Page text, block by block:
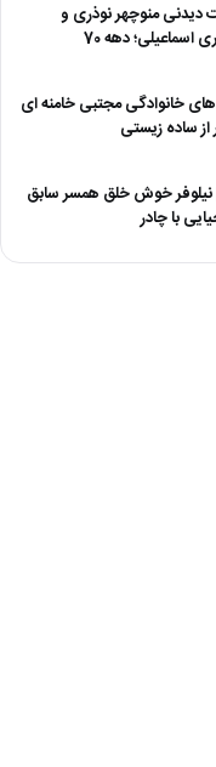
منوچهر نوذری و
اسماعیلی؛ دهه 70
خانوادگی مجتبی خامنه ای
از ساده زیستی
خوش خلق همسر سابق
با چادر